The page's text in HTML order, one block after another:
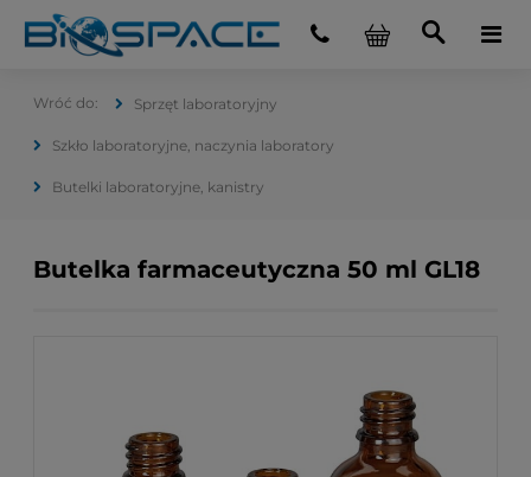
Sprzęt laboratoryjny
Szkło laboratoryjne, naczynia laboratory
Butelki laboratoryjne, kanistry
Butelka farmaceutyczna 50 ml GL18